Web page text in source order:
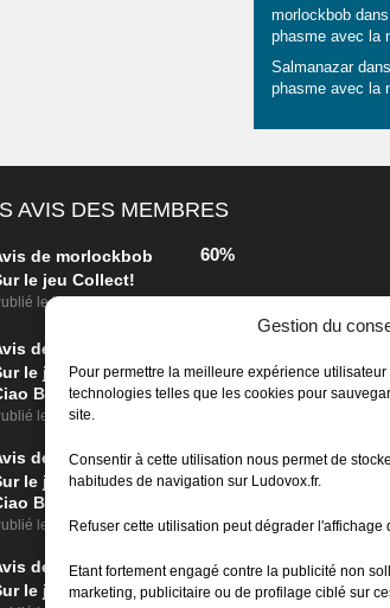
Gestion du
Pour permettre la meilleure expérience
technologies telles que les cookies pour
site.
Consentir à cette utilisation nous permet de
habitudes de navigation sur Ludovox.fr.
Refuser cette utilisation peut dégrader l'affichage
Etant fortement engagé contre la publicité non
marketing, publicitaire ou de profilage ciblé sur
morlockbobdans
phasme avec la
Salmanazardans
phasme avec la
AVIS DES MEMBRES
de morlockbob
le jeu Collect!
leil y a 22 heures
60%
de
le jeu Detective Box -
Bella
le il y a 2 jours
de
morlockbob
le jeu Detective Box -
Bella
le il y a 2 jours
80%
de
morlockbob
le jeu Aeterna
70%